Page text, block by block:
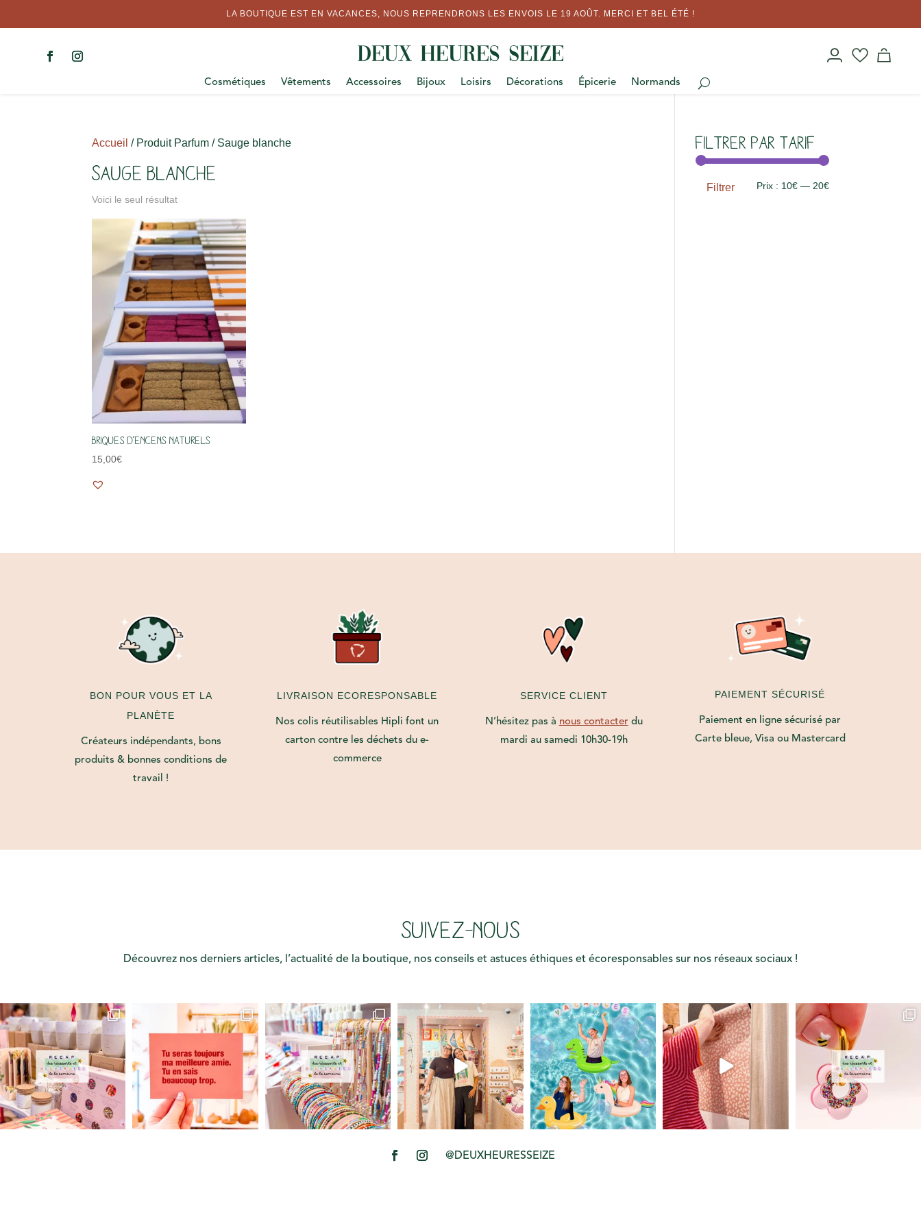
LA BOUTIQUE EST EN VACANCES, NOUS REPRENDRONS LES ENVOIS LE 19 AOÛT. MERCI ET BEL ÉTÉ !
Cosmétiques Vêtements Accessoires Bijoux Loisirs Décorations Épicerie Normands
Accueil / Produit Parfum / Sauge blanche
Sauge blanche
Voici le seul résultat
Briques d’encens naturels
15,00€
Filtrer par tarif
Prix
Prix
Filtrer Prix : 10€— 20€
BON POUR VOUS ET LA
PLANÈTE
Créateurs indépendants, bons
produits & bonnes conditions de
travail !
LIVRAISON ECORESPONSABLE
Nos colis réutilisables Hipli font un
carton contre les déchets du e-
commerce
SERVICE CLIENT
N’hésitez pas à nous contacter du
mardi au samedi 10h30-19h
PAIEMENT SÉCURISÉ
Paiement en ligne sécurisé par
Carte bleue, Visa ou Mastercard
SUIVEZ-NOUS
Découvrez nos derniers articles, l’actualité de la boutique, nos conseils et astuces éthiques et écoresponsables sur nos réseaux sociaux !
@DEUXHEURESSEIZE